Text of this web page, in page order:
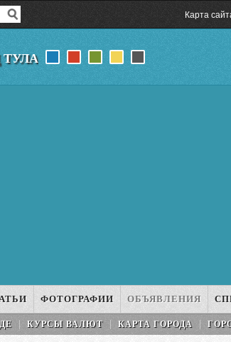
Карта
ТУЛА
ФОТОГРАФИИ ОБЪЯВЛЕНИЯ
КУРСЫ ВАЛЮТ КАРТА ГОРОДА